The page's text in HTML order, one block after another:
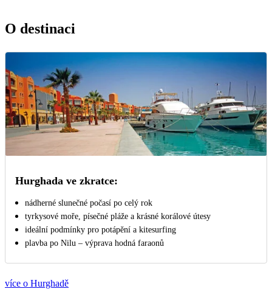
O destinaci
Hurghada ve zkratce:
nádherné slunečné počasí po celý rok
tyrkysové moře, písečné pláže a krásné korálové útesy
ideální podmínky pro potápění a kitesurfing
plavba po Nilu – výprava hodná faraonů
více o Hurghadě